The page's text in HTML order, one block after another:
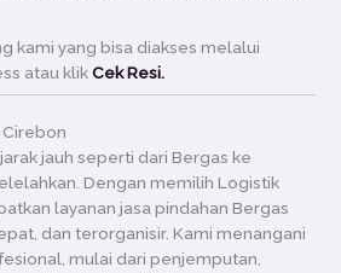
kami yang bisa diakses melalui
atau klikCek Resi.
jauh seperti dari Bergas ke
Dengan memilih Logistik
layanan jasa pindahan Bergas
dan terorganisir. Kami menangani
mulai dari penjemputan,